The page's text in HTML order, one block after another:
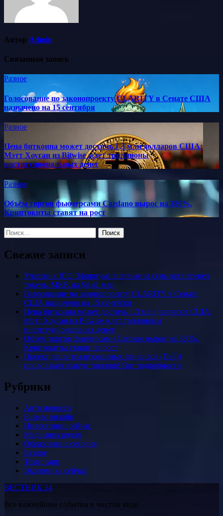
Автор Admin
Связанная запись
Разное
Голосование по законопроекту CLARITY в Сенате США
назначено на 15 сентября
Разное
Цена биткоина может достичь 1,3 млн долларов США:
Мэтт Хоуган из Bitwise ждет триллионы
институциональных денег
Разное
Объём торгов фьючерсами Cardano вырос на 380%.
Криптокиты ставят на рост
Найти:
Свежие записи
Участник ICO Эфириума впервые за семь лет перевел
токены MKR на $4,41 млн
Голосование по законопроекту CLARITY в Сенате
США назначено на 15 сентября
Цена биткоина может достичь 1,3 млн долларов США:
Мэтт Хоуган из Bitwise ждет триллионы
институциональных денег
Объём торгов фьючерсами Cardano вырос на 380%.
Криптокиты ставят на рост
Проект децентрализованных финансов (DeFi)
продолжает выкуп токенов! Вот подробности
Рубрики
Авто новости
Бизнес онлайн
Инвестиции сейчас
Медицина рядом
Образование сегодня
Разное
Техно мир
Экономика сейчас
ВЕСТНИК 24
Все важнейшие события в чистом виде